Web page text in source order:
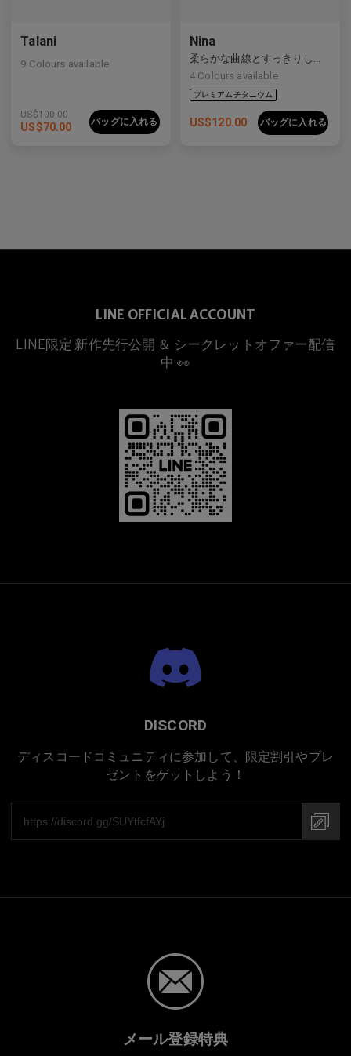
Talani
9 Colours available
US$100.00
US$70.00 バッグに入れる
Nina
柔らかな曲線とすっきりしたラインをバランスよく備えた洗練された複合素材フレーム。
4 Colours available
US$120.00 バッグに入れる
LINE OFFICIAL ACCOUNT
LINE限定 新作先行公開 ＆ シークレットオファー配信
中 👀
DISCORD
ディスコードコミュニティに参加して、限定割引やプレ
ゼントをゲットしよう！
メール登録特典